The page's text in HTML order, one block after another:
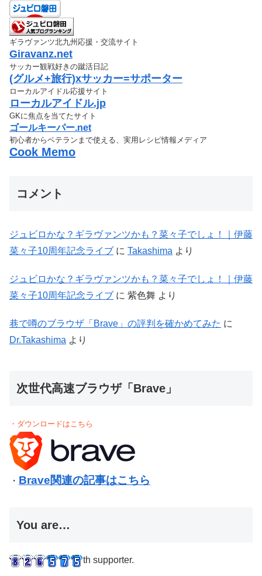
ギラヴァンツ北九州応援・交流サイト
Giravanz.net
サッカー観戦好きの蹴活日記
(グルメ+旅行)xサッカー=サポーター
ローカルアイドル応援サイト
ローカルアイドル.jp
GKに焦点を当てたサイト
ゴールキーパー.net
初心者からベテランまで使える、実用レシピ情報メディア
Cook Memo
コメント
ジュビロかな？ギラヴァンツかも？菜々子でしょ！｜伊藤
菜々子10周年記念ライブ に Takashima より
ジュビロかな？ギラヴァンツかも？菜々子でしょ！｜伊藤
菜々子10周年記念ライブ に 紫色舞 より
巷で噂のブラウザ「Brave」の評判を確かめてみた に
Dr.Takashima より
次世代高速ブラウザ「Brave」
・ダウンロードはこちら
・ Brave関連の記事はこちら
You are…
th supporter.